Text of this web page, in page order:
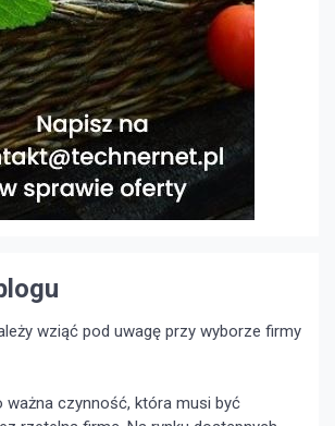
wziąć pod uwagę przy wyborze firmy
ważna czynność, która musi być